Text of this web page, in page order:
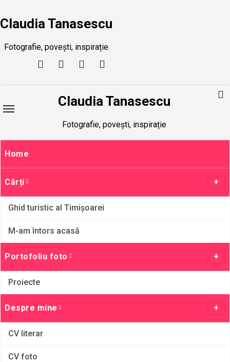
to
Claudia Tanasescu
Fotografie, povești, inspirație
Claudia Tanasescu
Fotografie, povești, inspirație
Home
Cărți
Ghid turistic al Timișoarei
M-am întors acasă
Portofoliu foto
Proiecte
Despre mine
CV literar
CV foto